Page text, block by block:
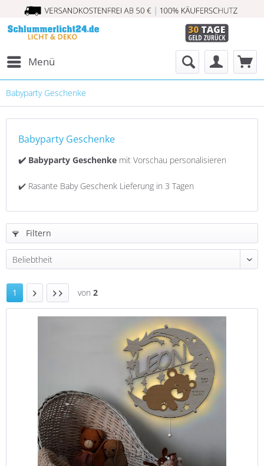
Menü
Babyparty Geschenke
Babyparty Geschenke
✔️ Babyparty Geschenke mit Vorschau personalisieren
✔️ Rasante Baby Geschenk Lieferung in 3 Tagen
Filtern
1 von 2